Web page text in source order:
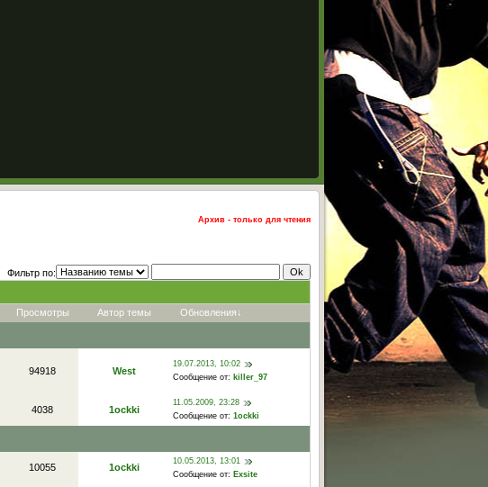
Архив - только для чтения
Фильтр по:
Просмотры Автор темы Обновления↓
94918 West
19.07.2013, 10:02
Сообщение от: killer_97
4038 1ockki
11.05.2009, 23:28
Сообщение от: 1ockki
10055 1ockki
10.05.2013, 13:01
Сообщение от: Exsite